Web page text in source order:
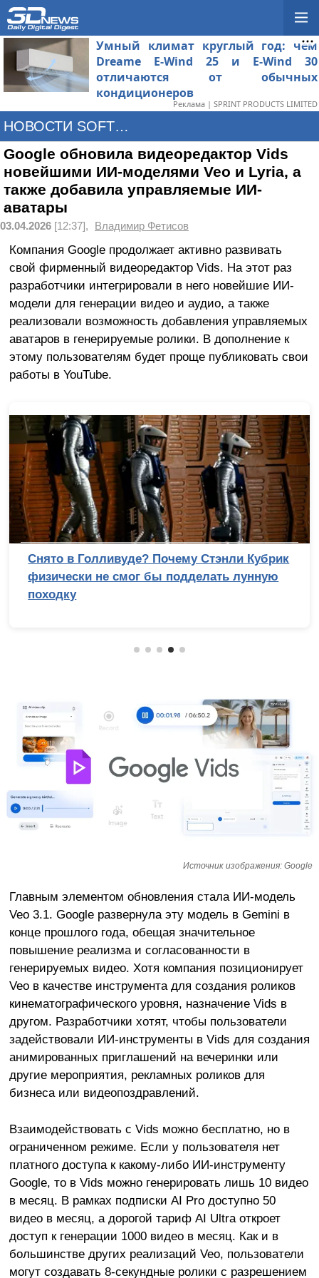
Умный климат круглый год: чем
Dreame E-Wind 25 и E-Wind 30
отличаются от обычных
кондиционеров
Реклама | SPRINT PRODUCTS LIMITED
НОВОСТИ SOFTWARE
Google обновила видеоредактор Vids
новейшими ИИ-моделями Veo и Lyria, а
также добавила управляемые ИИ-
аватары
03.04.2026 [12:37], Владимир Фетисов
Компания Google продолжает активно развивать
свой фирменный видеоредактор Vids. На этот раз
разработчики интегрировали в него новейшие ИИ-
модели для генерации видео и аудио, а также
реализовали возможность добавления управляемых
аватаров в генерируемые ролики. В дополнение к
этому пользователям будет проще публиковать свои
работы в YouTube.
Кубрик
лунную
Лучший процессор под
AM4 против LGA 1700
Источник изображения: Google
Главным элементом обновления стала ИИ-модель
Veo 3.1. Google развернула эту модель в Gemini в
конце прошлого года, обещая значительное
повышение реализма и согласованности в
генерируемых видео. Хотя компания позиционирует
Veo в качестве инструмента для создания роликов
кинематографического уровня, назначение Vids в
другом. Разработчики хотят, чтобы пользователи
задействовали ИИ-инструменты в Vids для создания
анимированных приглашений на вечеринки или
другие мероприятия, рекламных роликов для
бизнеса или видеопоздравлений.
Взаимодействовать с Vids можно бесплатно, но в
ограниченном режиме. Если у пользователя нет
платного доступа к какому-либо ИИ-инструменту
Google, то в Vids можно генерировать лишь 10 видео
в месяц. В рамках подписки AI Pro доступно 50
видео в месяц, а дорогой тариф AI Ultra откроет
доступ к генерации 1000 видео в месяц. Как и в
большинстве других реализаций Veo, пользователи
могут создавать 8-секундные ролики с разрешением